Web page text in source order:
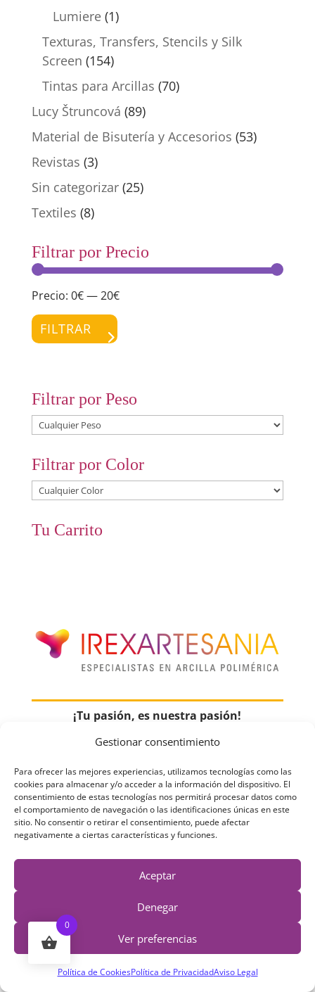
Gestionar consentimiento
Para ofrecer las mejores experiencias, utilizamos tecnologías como las
cookies para almacenar y/o acceder a la información del dispositivo. El
consentimiento de estas tecnologías nos permitirá procesar datos como
el comportamiento de navegación o las identificaciones únicas en este
sitio. No consentir o retirar el consentimiento, puede afectar
negativamente a ciertas características y funciones.
Aceptar
Denegar
Ver preferencias
Política de CookiesPolítica de PrivacidadAviso Legal
Lumiere (1)
Texturas, Transfers, Stencils y Silk
Screen (154)
Tintas para Arcillas (70)
Lucy Štruncová (89)
Material de Bisutería y Accesorios (53)
Revistas (3)
Sin categorizar (25)
Textiles (8)
Filtrar por Precio
FILTRAR
Precio: 0€—20€
Filtrar por Peso
Filtrar por Color
Tu Carrito
¡Tu pasión, es nuestra pasión!
Queremos acercarte arcilla polimérica de alta
en tiendas fuera de España.
Contacto
Email de Contacto:info@irexartesania.com
Redes Sociales:
0